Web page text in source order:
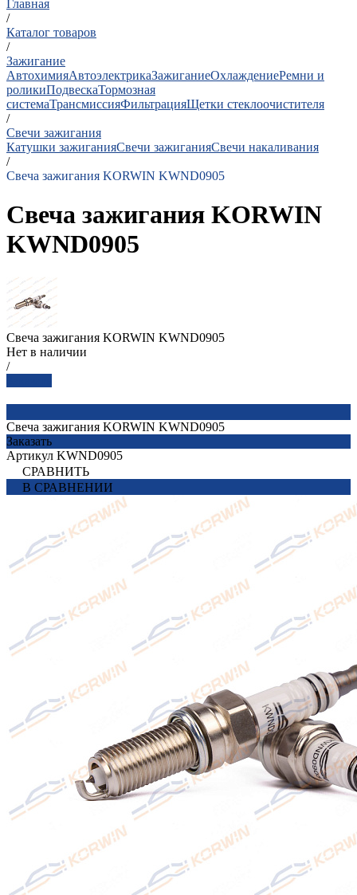
Главная
/
Каталог товаров
/
Зажигание
АвтохимияАвтоэлектрикаЗажиганиеОхлаждениеРемни и
роликиПодвескаТормозная
системаТрансмиссияФильтрацияЩетки стеклоочистителя
/
Свечи зажигания
Катушки зажиганияСвечи зажиганияСвечи накаливания
/
Свеча зажигания KORWIN KWND0905
Свеча зажигания KORWIN
KWND0905
Свеча зажигания KORWIN KWND0905
Нет в наличии
/
Свеча зажигания KORWIN KWND0905
Заказать
Артикул KWND0905
СРАВНИТЬ
В СРАВНЕНИИ